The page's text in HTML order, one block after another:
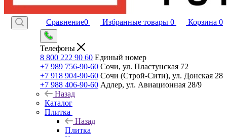
Сравнение0 Избранные товары 0 Корзина 0
Телефоны
8 800 222 90 60 Единый номер
+7 989 756-90-60 Сочи, ул. Пластунская 72
+7 918 904-90-60 Сочи (Строй-Сити), ул. Донская 28
+7 988 406-90-60 Адлер, ул. Авиационная 28/9
Назад
Каталог
Плитка
Назад
Плитка